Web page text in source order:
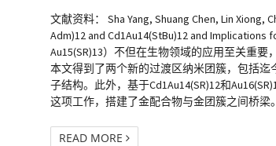
文献资料： Sha Yang, Shuang Chen, Lin Xiong,
Adm)12 and Cd1Au14(StBu)12 and
Au15(SR)13）不但在生物领域的应用至关重
本文得到了两个新的过渡区纳米团簇，包括迄
子结构。此外，基于Cd1Au14(SR)12和
这项工作，搭建了金配合物与金团簇之间桥梁。
READ MORE